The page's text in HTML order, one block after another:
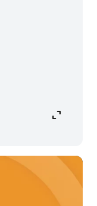
expand_content